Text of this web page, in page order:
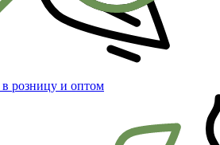
в розницу и оптом